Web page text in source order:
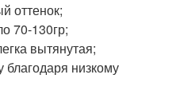
оттенок;
70-130гр;
вытянутая;
низкому